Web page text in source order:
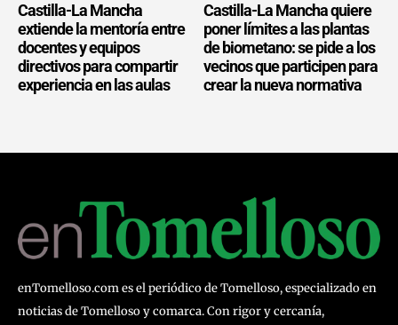
Castilla-La Mancha
extiende la mentoría entre
docentes y equipos
directivos para compartir
experiencia en las aulas
Castilla-La Mancha quiere
poner límites a las plantas
de biometano: se pide a los
vecinos que participen para
crear la nueva normativa
enTomelloso.com es el periódico de Tomelloso, especializado en
noticias de Tomelloso y comarca. Con rigor y cercanía,